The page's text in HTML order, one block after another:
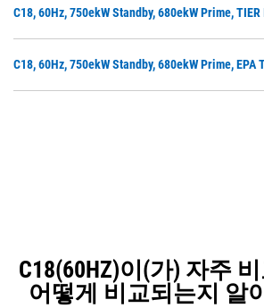
C18, 60Hz, 750ekW Standby, 680ekW Prime,
C18, 60Hz, 750ekW Standby, 680ekW Prime, EPA
C18(60HZ)이(가) 자주
어떻게 비교되는지 알